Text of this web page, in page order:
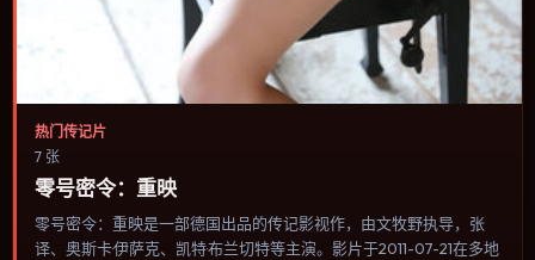
热门传记片
7 张
零号密令：重映
零号密令：重映是一部德国出品的传记影视作，由文牧野执导，张
译、奥斯卡·伊萨克、凯特·布兰切特等主演。影片于2011-07-21在多地